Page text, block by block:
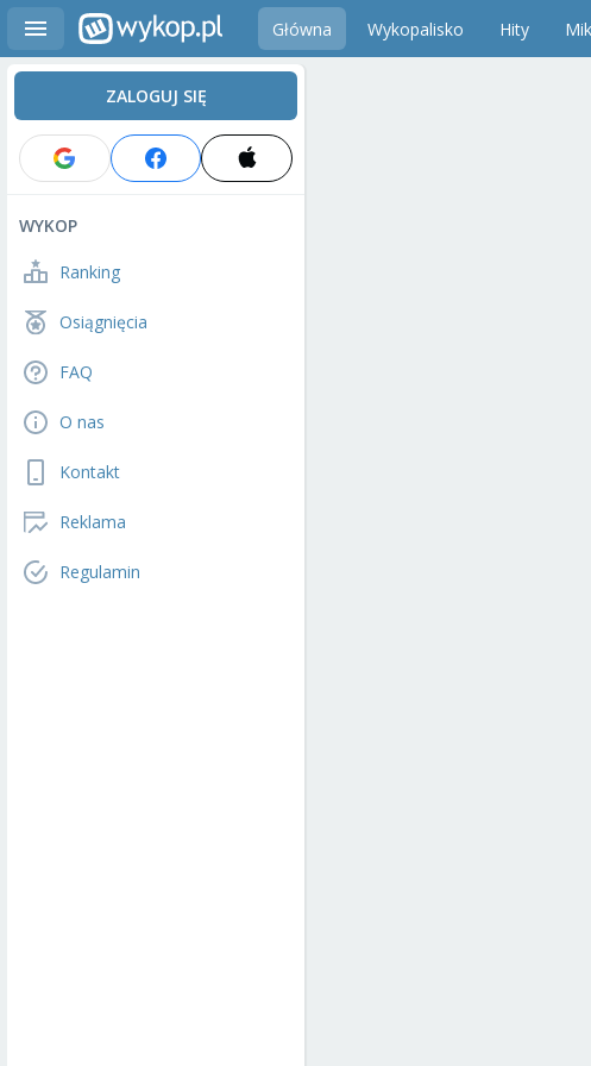
Główna Wykopalisko Hity
ZALOGUJ SIĘ
WYKOP
Ranking
Osiągnięcia
FAQ
O nas
Kontakt
Reklama
Regulamin